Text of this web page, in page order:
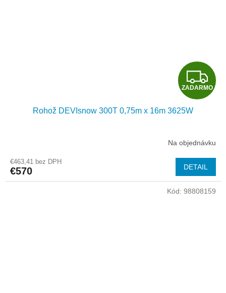
Z
A
A
R
M
ZADARMO
Rohož DEVIsnow 300T 0,75m x 16m 3625W
Na objednávku
€463,41 bez DPH
€570 DETAIL
Kód: 98808159